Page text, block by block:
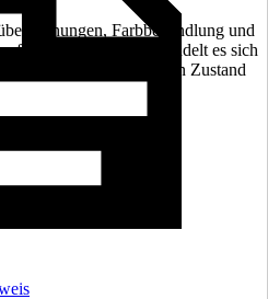
Farbbehandlung und
enthalten. Hier handelt es sich
Eindruck im eingebauten Zustand